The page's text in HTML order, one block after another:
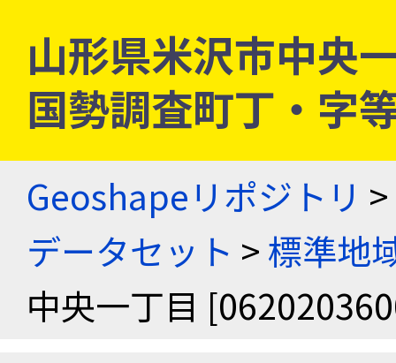
山形県米沢市中央
国勢調査町丁・字
Geoshapeリポジトリ >
データセット >標準地
中央一丁目